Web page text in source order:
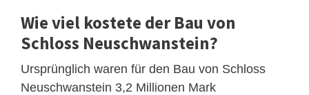
Wie viel kostete der Bau von
Schloss Neuschwanstein?
Ursprünglich waren für den Bau von Schloss
Neuschwanstein 3,2 Millionen Mark